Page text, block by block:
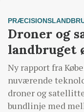
Droner og
landbruget
Ny rapport fra
nuværende
droner og
bundlinje med